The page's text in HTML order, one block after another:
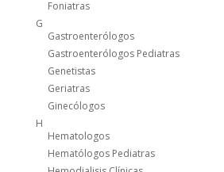
Foniatras
G
Gastroenterólogos
Gastroenterólogos Pediatras
Genetistas
Geriatras
Ginecólogos
H
Hematologos
Hematólogos Pediatras